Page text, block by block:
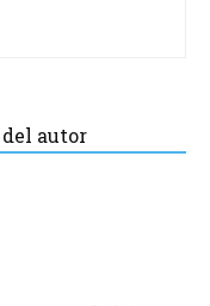
del autor